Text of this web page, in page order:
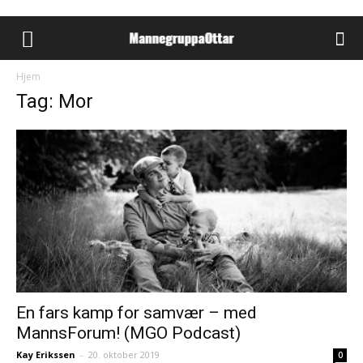
Hjem
Tag: Mor
En fars kamp for samvær – med
MannsForum! (MGO Podcast)
Kay Erikssen – 20. oktober 2019 0